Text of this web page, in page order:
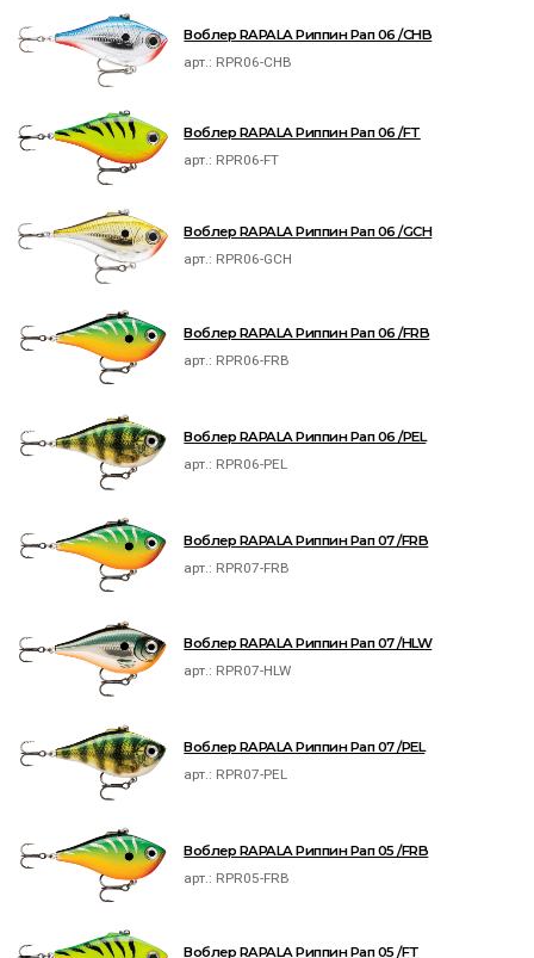
Воблер RAPALA Риппин Рап 06 /CHB
арт.: RPR06-CHB
Воблер RAPALA Риппин Рап 06 /FT
арт.: RPR06-FT
Воблер RAPALA Риппин Рап 06 /GCH
арт.: RPR06-GCH
Воблер RAPALA Риппин Рап 06 /FRB
арт.: RPR06-FRB
Воблер RAPALA Риппин Рап 06 /PEL
арт.: RPR06-PEL
Воблер RAPALA Риппин Рап 07 /FRB
арт.: RPR07-FRB
Воблер RAPALA Риппин Рап 07 /HLW
арт.: RPR07-HLW
Воблер RAPALA Риппин Рап 07 /PEL
арт.: RPR07-PEL
Воблер RAPALA Риппин Рап 05 /FRB
арт.: RPR05-FRB
Воблер RAPALA Риппин Рап 05 /FT